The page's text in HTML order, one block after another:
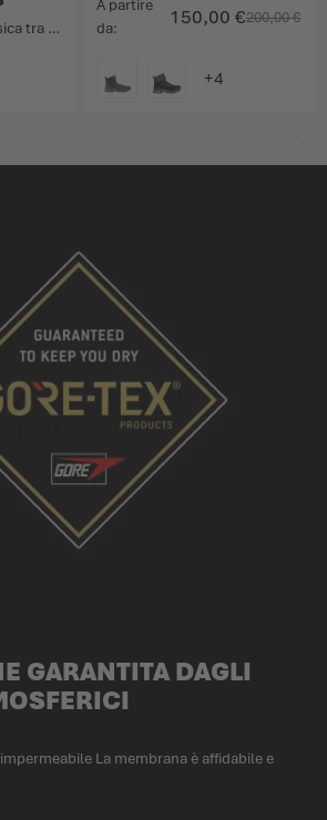
La scarpa bassa classica tra le scarpe multifunzionali.
A partire
da
150,00 €200,00 €
GARANTITA DAGLI
La membrana è affidabile e